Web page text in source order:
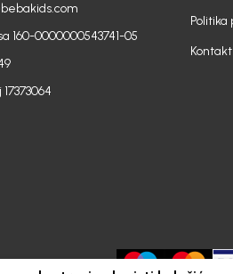
160-0000000543741-05
Politika
Kontakt